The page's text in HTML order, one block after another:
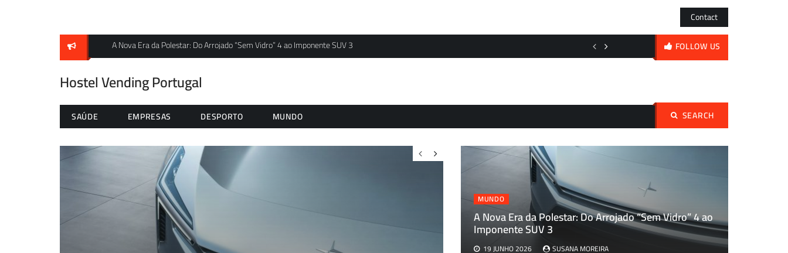
Contact
A Nova Era da Polestar: Do Arrojado “Sem Vidro” 4 ao Imponente SUV 3 A encruzilhada da DJI: Mergulhos em FPV a preço de saldo ou o
FOLLOW US
Hostel Vending Portugal
SAÚDE EMPRESAS DESPORTO MUNDO SEARCH
Pesquisar
MUNDO
A Nova Era da Polestar: Do Arrojado “Sem Vidro” 4 ao
Imponente SUV 3
19 JUNHO 2026 SUSANA MOREIRA